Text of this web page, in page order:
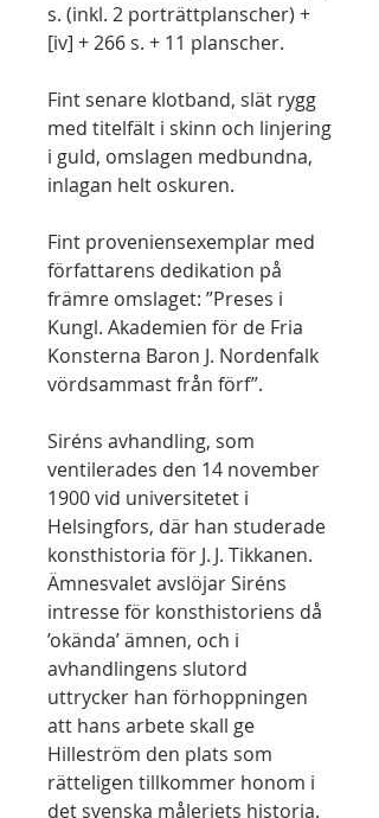
s. (inkl. 2 porträttplanscher) +
[iv] + 266 s. + 11 planscher.
Fint senare klotband, slät rygg
med titelfält i skinn och linjering
i guld, omslagen medbundna,
inlagan helt oskuren.
Fint proveniensexemplar med
författarens dedikation på
främre omslaget: ”Preses i
Kungl. Akademien för de Fria
Konsterna Baron J. Nordenfalk
vördsammast från förf”.
Siréns avhandling, som
ventilerades den 14 november
1900 vid universitetet i
Helsingfors, där han studerade
konsthistoria för J. J. Tikkanen.
Ämnesvalet avslöjar Siréns
intresse för konsthistoriens då
’okända’ ämnen, och i
avhandlingens slutord
uttrycker han förhoppningen
att hans arbete skall ge
Hilleström den plats som
rätteligen tillkommer honom i
det svenska måleriets historia.